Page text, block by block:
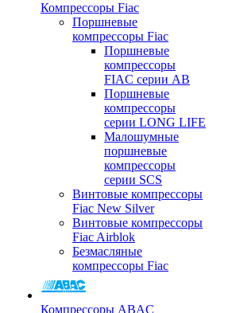
Компрессоры Fiac
Поршневые
компрессоры Fiac
Поршневые
компрессоры
FIAC серии AB
Поршневые
компрессоры
серии LONG LIFE
Малошумные
поршневые
компрессоры
серии SCS
Винтовые компрессоры
Fiac New Silver
Винтовые компрессоры
Fiac Airblok
Безмасляные
компрессоры Fiac
Компрессоры ABAC